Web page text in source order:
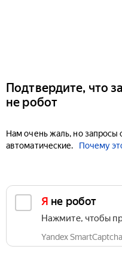
Подтвердите, что
не робот
Нам очень жаль, но запросы
автоматические.
Почему
Я не робот
Нажмите, чтобы
Yandex SmartCaptcha